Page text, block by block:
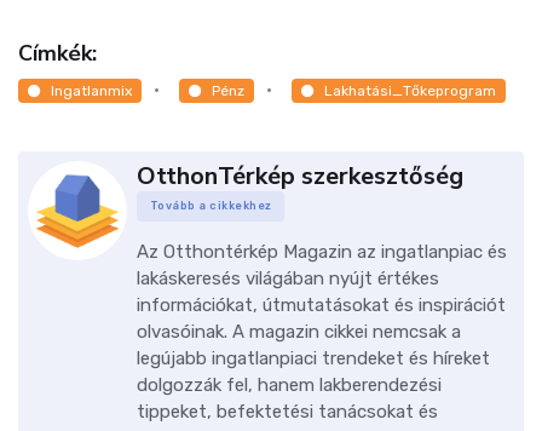
Címkék:
Ingatlanmix Pénz Lakhatási_Tőkeprogram
OtthonTérkép szerkesztőség
Tovább a cikkekhez
Az Otthontérkép Magazin az ingatlanpiac és
lakáskeresés világában nyújt értékes
információkat, útmutatásokat és inspirációt
olvasóinak. A magazin cikkei nemcsak a
legújabb ingatlanpiaci trendeket és híreket
dolgozzák fel, hanem lakberendezési
tippeket, befektetési tanácsokat és